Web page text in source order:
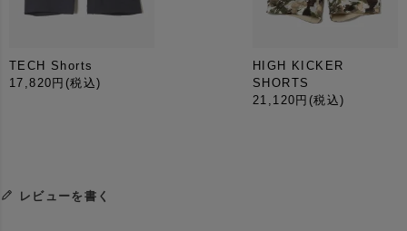
TECH Shorts
17,820円 (税込)
HIGH KICKER
SHORTS
21,120円 (税込)
レビューを書く